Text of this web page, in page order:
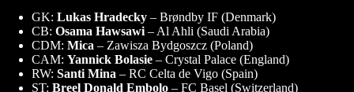
GK: Lukas Hradecky – Brøndby IF (Denmark)
CB: Osama Hawsawi – Al Ahli (Saudi Arabia)
CDM: Mica – Zawisza Bydgoszcz (Poland)
CAM: Yannick Bolasie – Crystal Palace (England)
RW: Santi Mina – RC Celta de Vigo (Spain)
ST: Breel Donald Embolo – FC Basel (Switzerland)